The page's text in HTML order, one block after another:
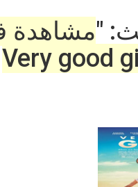
"مشاهدة
Very good